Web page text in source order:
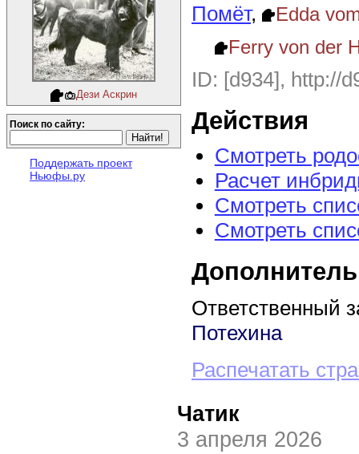
Дези Аскрин
Поиск по сайту:
Поддержать проект
Ньюфы.ру
Помёт,
Edda
Ferry von der
ID: [d934], http://
Действия
Смотреть
Расчет
Смотреть
Смотреть
Ответственный
Потехина
Распечатать
Чатик
3 апреля 2026